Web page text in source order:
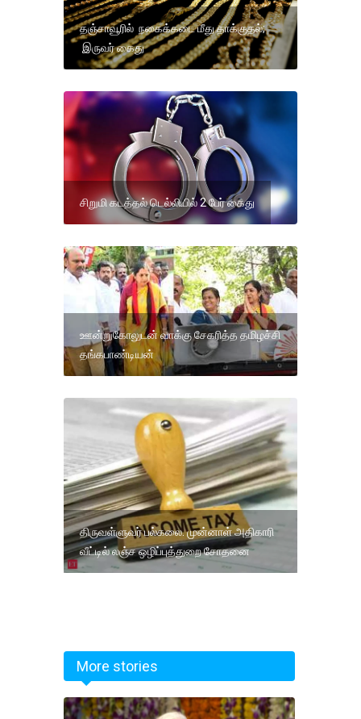
தஞ்சாவூரில் நகைக்கடை மீது தாக்குதல்;
இருவர் கைது
சிறுமி கடத்தல் டெல்லியில் 2 பேர் கைது
ஊன்றுகோலுடன் வாக்கு சேகரித்த தமிழச்சி
தங்கபாண்டியன்
திருவள்ளுவர் பல்கலை. முன்னாள் அதிகாரி
வீட்டில் லஞ்ச ஒழிப்புத்துறை சோதனை
More stories